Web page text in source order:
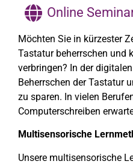
Online
Möchten Sie in kürzester
Tastatur beherrschen und
verbringen? In der
Beherrschen der Tastatur
zu sparen. In vielen
Computerschreiben
Multisensorische
Unsere multisensorische